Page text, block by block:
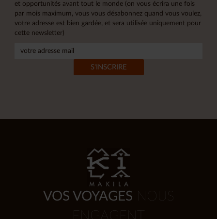
et opportunités avant tout le monde (on vous écrira une fois
par mois maximum, vous vous désabonnez quand vous voulez,
votre adresse est bien gardée, et sera utilisée uniquement pour
cette newsletter)
VOS VOYAGES NOUS
ENGAGENT